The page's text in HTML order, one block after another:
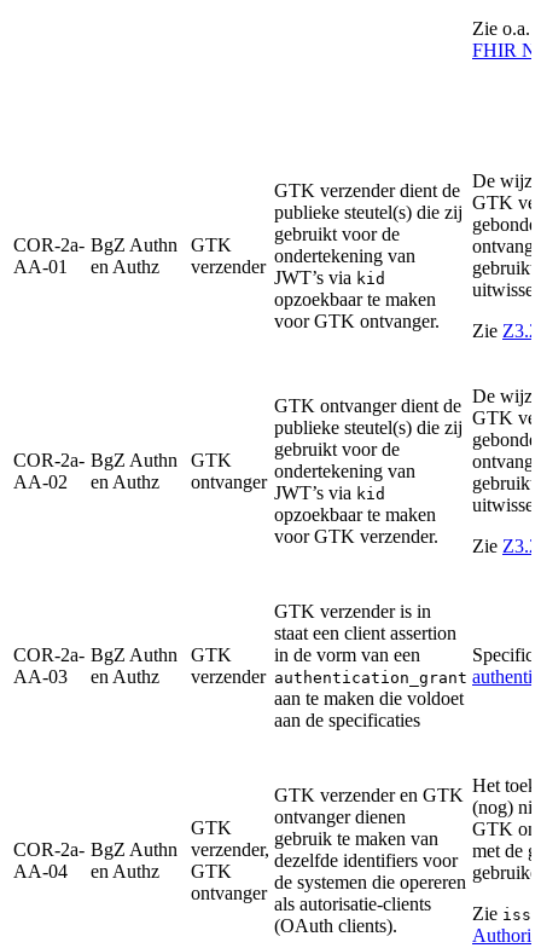
Zie o.a.
FHIR
COR-2a-
AA-01
BgZ Authn
en Authz
GTK
verzender
GTK verzender dient de
publieke steutel(s) die zij
gebruikt voor de
ondertekening van
JWT’s via kid
opzoekbaar te maken
voor GTK ontvanger.
De
GTK
Zie
COR-2a-
AA-02
BgZ Authn
en Authz
GTK
ontvanger
GTK ontvanger dient de
publieke steutel(s) die zij
gebruikt voor de
ondertekening van
JWT’s via kid
opzoekbaar te maken
voor GTK verzender.
De
GTK
Zie
COR-2a-
AA-03
BgZ Authn
en Authz
GTK
verzender
GTK verzender is in
staat een client assertion
in de vorm van een
authentication_grant
aan te maken die voldoet
aan de specificaties
COR-2a-
AA-04
BgZ Authn
en Authz
GTK
verzender,
GTK
ontvanger
GTK verzender en GTK
ontvanger dienen
gebruik te maken van
dezelfde identifiers voor
de systemen die opereren
als autorisatie-clients
(OAuth clients).
Het
(nog)
GTK
met de
Zie iss